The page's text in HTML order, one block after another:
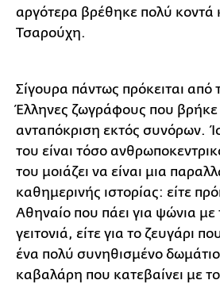
αργότερα βρέθηκε πολύ κοντά
Τσαρούχη.
Σίγουρα πάντως πρόκειται από
Έλληνες ζωγράφους που
ανταπόκριση εκτός συνόρων.
του είναι τόσο
του μοιάζει να είναι μια
καθημερινής ιστορίας: είτε
Αθηναίο που πάει για ψώνια
γειτονιά, είτε για το ζευγάρι
ένα πολύ συνηθισμένο δωμάτιο,
καβαλάρη που κατεβαίνει με